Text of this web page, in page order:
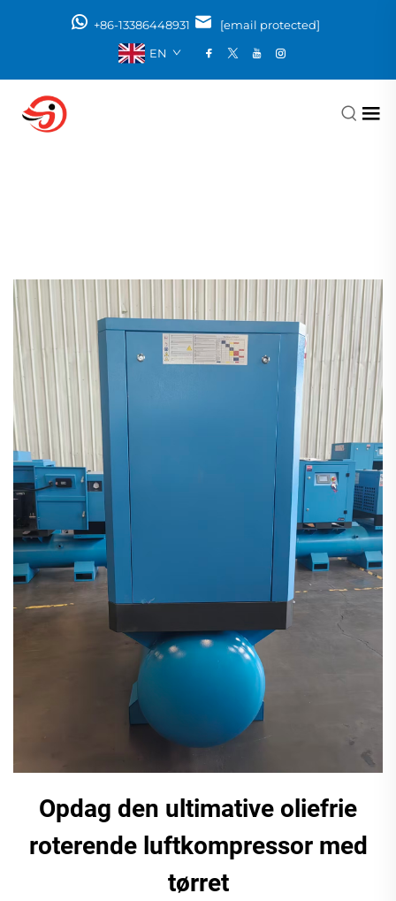
+86-13386448931
[email protected]
EN
Opdag den ultimative oliefrie
roterende luftkompressor med
tørret